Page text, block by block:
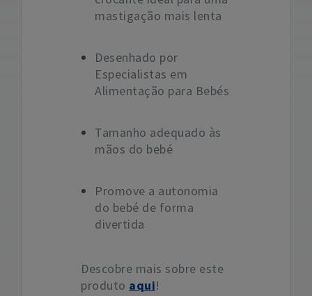
mastigação mais lenta
Desenhado por
Especialistas em
Alimentação para Bebés
Tamanho adequado às
mãos do bebé
Promove a autonomia
do bebé de forma
divertida
Descobre mais sobre este
produto aqui!